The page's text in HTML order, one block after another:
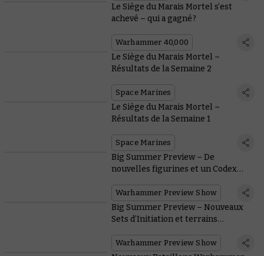
Le Siège du Marais Mortel s’est
achevé – qui a gagné ?
Warhammer 40,000
Le Siège du Marais Mortel –
Résultats de la Semaine 2
Space Marines
Le Siège du Marais Mortel –
Résultats de la Semaine 1
Space Marines
Big Summer Preview – De
nouvelles figurines et un Codex
Warhammer Preview Show
Big Summer Preview – Nouveaux
Sets d’Initiation et terrains
Warhammer Preview Show